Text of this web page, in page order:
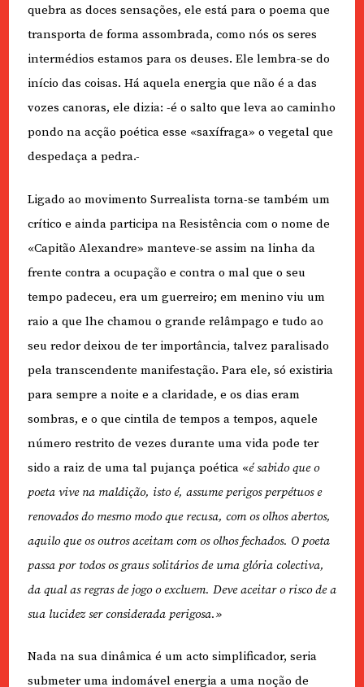
quebra as doces sensações, ele está para o poema que
transporta de forma assombrada, como nós os seres
intermédios estamos para os deuses. Ele lembra-se do
início das coisas. Há aquela energia que não é a das
vozes canoras, ele dizia: -é o salto que leva ao caminho
pondo na acção poética esse «saxífraga» o vegetal que
despedaça a pedra.-
Ligado ao movimento Surrealista torna-se também um
crítico e ainda participa na Resistência com o nome de
«Capitão Alexandre» manteve-se assim na linha da
frente contra a ocupação e contra o mal que o seu
tempo padeceu, era um guerreiro; em menino viu um
raio a que lhe chamou o grande relâmpago e tudo ao
seu redor deixou de ter importância, talvez paralisado
pela transcendente manifestação. Para ele, só existiria
para sempre a noite e a claridade, e os dias eram
sombras, e o que cintila de tempos a tempos, aquele
número restrito de vezes durante uma vida pode ter
sido a raiz de uma tal pujança poética «é sabido que o
poeta vive na maldição, isto é, assume perigos perpétuos e
renovados do mesmo modo que recusa, com os olhos abertos,
aquilo que os outros aceitam com os olhos fechados. O poeta
passa por todos os graus solitários de uma glória colectiva,
da qual as regras de jogo o excluem. Deve aceitar o risco de a
sua lucidez ser considerada perigosa.»
Nada na sua dinâmica é um acto simplificador, seria
submeter uma indomável energia a uma noção de